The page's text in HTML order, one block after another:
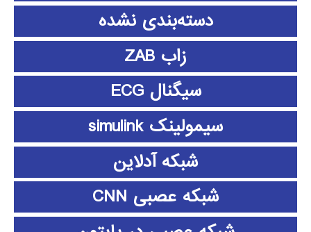
دسته‌بندی نشده
زاب ZAB
سیگنال ECG
سیمولینک simulink
شبکه آدلاین
شبکه عصبی CNN